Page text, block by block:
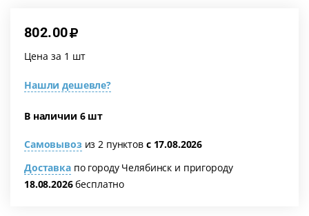
802.00
Нашли дешевле?
Цена за 1 шт
В наличии 6 шт
Самовывоз из 2 пунктов с 17.08.2026
Доставкапо городу Челябинск и пригороду
18.08.2026бесплатно